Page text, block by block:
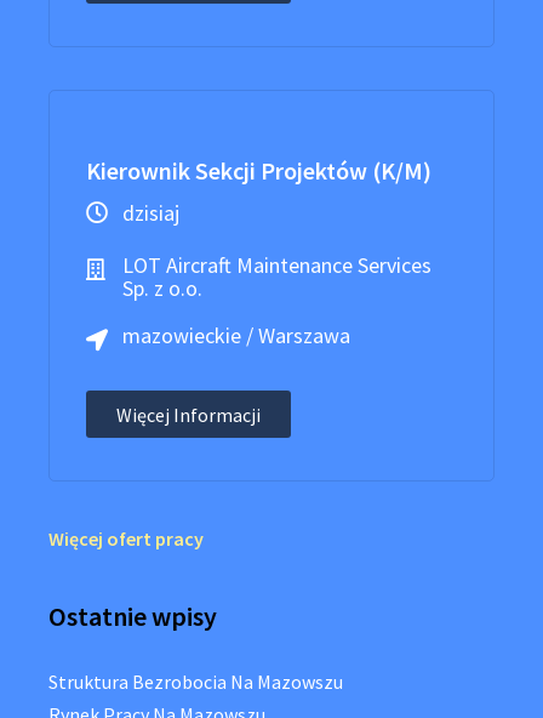
Kierownik Sekcji Projektów (K/M)
dzisiaj
LOT Aircraft Maintenance Services
Sp. z o.o.
mazowieckie / Warszawa
Więcej Informacji
Więcej ofert pracy
Ostatnie wpisy
Struktura Bezrobocia Na Mazowszu